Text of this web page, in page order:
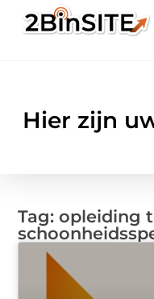
Hier zijn
Tag: opleiding